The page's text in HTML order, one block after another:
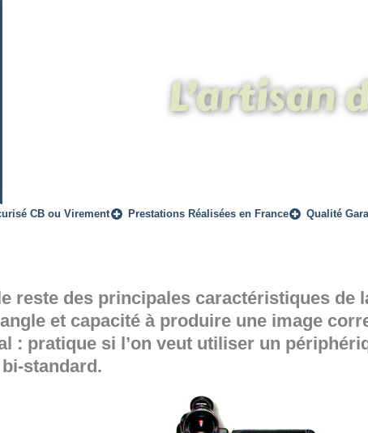
L’artisan
CB ou Virement Prestations Réalisées en France Qualité
reste des principales caractéristiques de
et capacité à produire une image
: pratique si l’on veut utiliser un
standard.